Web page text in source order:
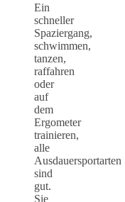
Ein
schneller
Spaziergang,
schwimmen,
tanzen,
raffahren
oder
auf
dem
Ergometer
trainieren,
alle
Ausdauersportarten
sind
gut.
Sie